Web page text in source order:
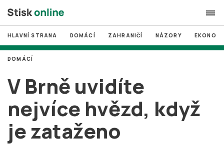
search
# MUNI
# Brno
# volby
login PŘIHLÁSIT SE
HLAVNÍ STRANA DOMÁCÍ ZAHRANIČÍ NÁZORY
V Brně uvidíte
nejvíce hvězd, když
je zataženo
DOMÁCÍ